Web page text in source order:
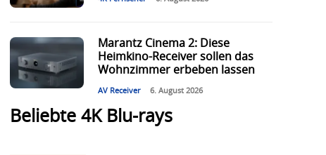
Marantz Cinema 2: Diese
Heimkino-Receiver sollen das
Wohnzimmer erbeben lassen
AV Receiver 6. August 2026
Beliebte 4K Blu-rays